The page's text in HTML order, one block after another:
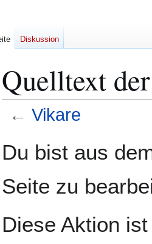
Quelltext
← Vikare
Navigation
Suche
Du bist aus
Seite zu
Diese Aktion
Diskussion